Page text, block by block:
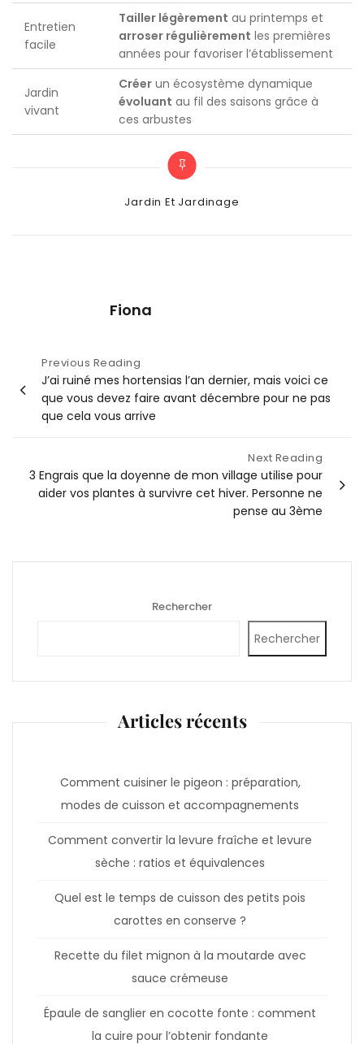
Entretien
facile
Tailler légèrement au printemps et
arroser régulièrement les premières
années pour favoriser l’établissement
Jardin
vivant
Créer un écosystème dynamique
évoluant au fil des saisons grâce à
ces arbustes
Categories
Jardin Et Jardinage
Fiona
Navigation
de
l’article
Previous Reading
J’ai ruiné mes hortensias l’an dernier, mais voici ce
que vous devez faire avant décembre pour ne pas
que cela vous arrive
Next Reading
3 Engrais que la doyenne de mon village utilise pour
aider vos plantes à survivre cet hiver. Personne ne
pense au 3ème
Rechercher
Rechercher
Articles récents
Comment cuisiner le pigeon : préparation,
modes de cuisson et accompagnements
Comment convertir la levure fraîche et levure
sèche : ratios et équivalences
Quel est le temps de cuisson des petits pois
carottes en conserve ?
Recette du filet mignon à la moutarde avec
sauce crémeuse
Épaule de sanglier en cocotte fonte : comment
la cuire pour l’obtenir fondante